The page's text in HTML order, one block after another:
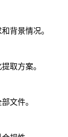
背景情况。
取方案。
文件。